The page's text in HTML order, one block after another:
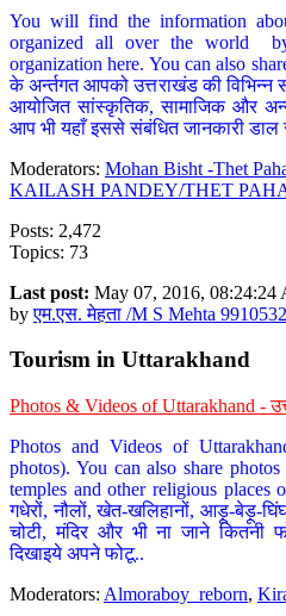
You will find the information
organized all over the world by
organization here. You can also
के अर्न्तगत आपको उत्तराखंड की विभिन्न
आयोजित सांस्कृतिक, सामाजिक और अन्य
आप भी यहाँ इससे संबंधित जानकारी
Moderators: Mohan Bisht -Thet
KAILASH PANDEY/THET
Posts: 2,472
Topics: 73
Last post: May 07, 2016, 08:24:24
byएम.एस. मेहता /M S Mehta
Tourism in Uttarakhand
Photos & Videos of Uttarakhand -
Photos and Videos of
photos). You can also share
temples and other religious places
गधेरों, नौलों, खेत-खलिहानों, आड़ू-बेड़ू-
चोटी, मंदिर और भी ना जाने
दिखाइये अपने फोटू..
Moderators: Almoraboy_reborn,